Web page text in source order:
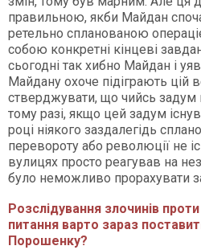
правильною, якби Майдан
ретельно спланованою
собою конкретні кінцеві
сьогодні так хибно Майдан і
Майдану охоче підіграють цій
стверджувати, що чийсь задум
тому разі, якщо цей задум
році ніякого заздалегідь
перевороту або революції не
вулицях просто реагував на
було неможливо прорахувати
Розслідування злочинів
питання варто зараз
Порошенку?